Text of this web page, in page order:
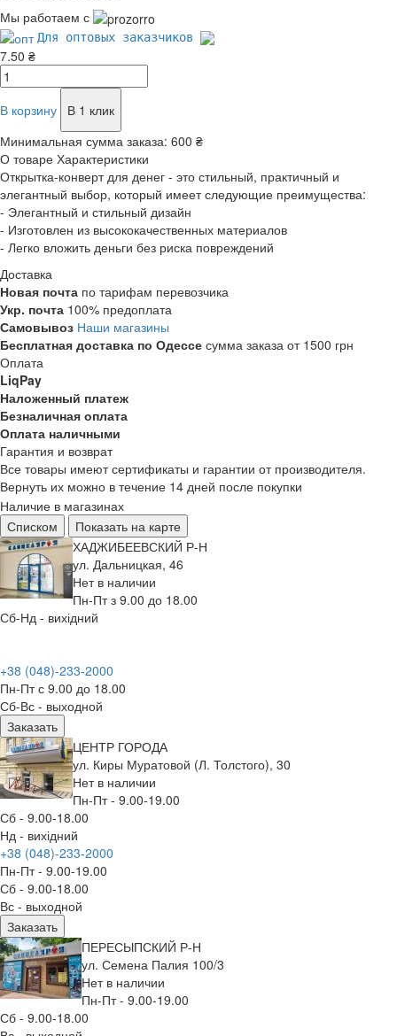
Мы работаем с
Для оптовых заказчиков
7.50 ₴
В корзину
В 1 клик
Минимальная сумма заказа: 600 ₴
О товаре Характеристики
Открытка-конверт для денег - это стильный, практичный и
элегантный выбор, который имеет следующие преимущества:
- Элегантный и стильный дизайн
- Изготовлен из высококачественных материалов
- Легко вложить деньги без риска повреждений
Доставка
Новая почта по тарифам перевозчика
Укр. почта 100% предоплата
Самовывоз Наши магазины
Бесплатная доставка по Одессе сумма заказа от 1500 грн
Оплата
LiqPay
Наложенный платеж
Безналичная оплата
Оплата наличными
Гарантия и возврат
Все товары имеют сертификаты и гарантии от производителя.
Вернуть их можно в течение 14 дней после покупки
Наличие в магазинах
Списком
Показать на карте
ХАДЖИБЕЕВСКИЙ Р-Н
ул. Дальницкая, 46
Нет в наличии
Пн-Пт з 9.00 до 18.00
Сб-Нд - вихідний
+38 (048)-233-2000
Пн-Пт с 9.00 до 18.00
Сб-Вс - выходной
Заказать
ЦЕНТР ГОРОДА
ул. Киры Муратовой (Л. Толстого), 30
Нет в наличии
Пн-Пт - 9.00-19.00
Сб - 9.00-18.00
Нд - вихідний
+38 (048)-233-2000
Пн-Пт - 9.00-19.00
Сб - 9.00-18.00
Вс - выходной
Заказать
ПЕРЕСЫПСКИЙ Р-Н
ул. Семена Палия 100/3
Нет в наличии
Пн-Пт - 9.00-19.00
Сб - 9.00-18.00